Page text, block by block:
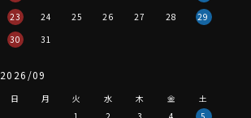
23
24 25 26 27 28
29
30
31
2026/09
日 月 火 水 木 金
土